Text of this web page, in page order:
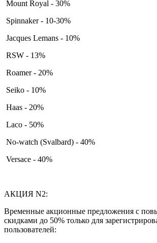
Mount Royal - 30%
Spinnaker - 10-30%
Jacques Lemans - 10%
RSW - 13%
Roamer - 20%
Seiko - 10%
Haas - 20%
Laco - 50%
No-watch (Svalbard) - 40%
Versace - 40%
АКЦИЯ N2:
Временные акционные предложения с
скидками до 50% только для
пользователей: